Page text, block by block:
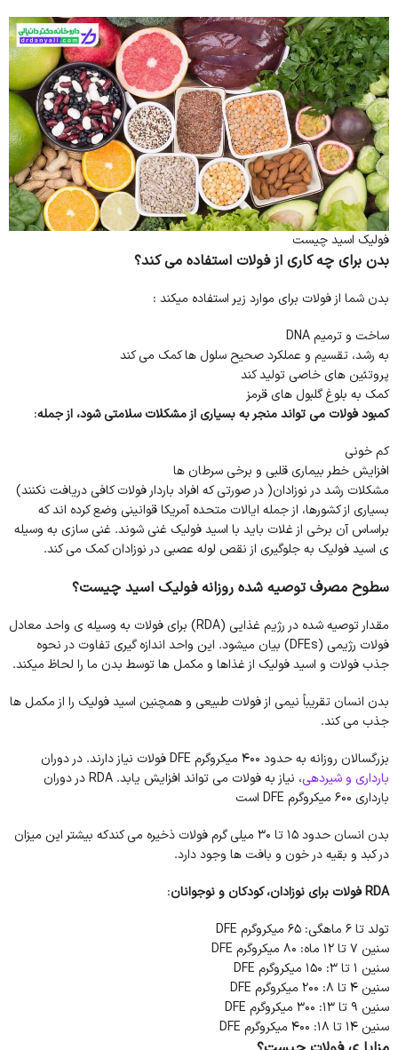
فولیک اسید چیست
بدن برای چه کاری از فولات استفاده می کند؟
بدن شما از فولات برای موارد زیر استفاده میکند :
ساخت و ترمیم DNA
به رشد، تقسیم و عملکرد صحیح سلول ها کمک می کند
پروتئین های خاصی تولید کند
کمک به بلوغ گلبول های قرمز
کمبود فولات می تواند منجر به بسیاری از مشکلات سلامتی شود، از جمله:
کم خونی
افزایش خطر بیماری قلبی و برخی سرطان ها
مشکلات رشد در نوزادان( در صورتی که افراد باردار فولات کافی دریافت نکنند)
بسیاری از کشورها، از جمله ایالات متحده آمریکا قوانینی وضع کرده اند که
براساس آن برخی از غلات باید با اسید فولیک غنی شوند. غنی سازی به وسیله
ی اسید فولیک به جلوگیری از نقص لوله عصبی در نوزادان کمک می کند.
سطوح مصرف توصیه شده روزانه فولیک اسید چیست؟
مقدار توصیه شده در رژیم غذایی (RDA) برای فولات به وسیله ی واحد معادل
فولات رژیمی (DFEs) بیان میشود. این واحد اندازه گیری تفاوت در نحوه
جذب فولات و اسید فولیک از غذاها و مکمل ها توسط بدن ما را لحاظ میکند.
بدن انسان تقریباً نیمی از فولات طبیعی و همچنین اسید فولیک را از مکمل ها
جذب می کند.
بزرگسالان روزانه به حدود 400 میکروگرم DFE فولات نیاز دارند. در دوران
بارداری و شیردهی
، نیاز به فولات می تواند افزایش یابد. RDA در دوران
بارداری 600 میکروگرم DFE است
بدن انسان حدود 15 تا 30 میلی گرم فولات ذخیره می کندکه بیشتر این میزان
در کبد و بقیه در خون و بافت ها وجود دارد.
RDA فولات برای نوزادان، کودکان و نوجوانان
:
تولد تا 6 ماهگی: 65 میکروگرم DFE
سنین 7 تا 12 ماه: 80 میکروگرم DFE
سنین 1 تا 3: 150 میکروگرم DFE
سنین 4 تا 8: 200 میکروگرم DFE
سنین 9 تا 13: 300 میکروگرم DFE
سنین 14 تا 18: 400 میکروگرم DFE